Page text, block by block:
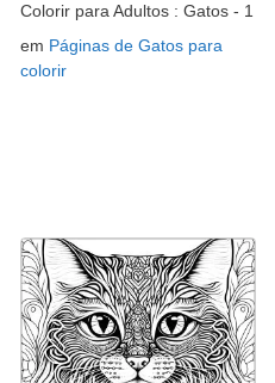
Colorir para Adultos : Gatos - 1
em Páginas de Gatos para
colorir